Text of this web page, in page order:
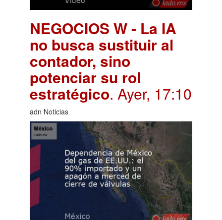
NEGOCIOS W - La IA
no busca sustituir al
contador, sino
potenciar su rol
estratégico. Ayer, 17:10
adn Noticias